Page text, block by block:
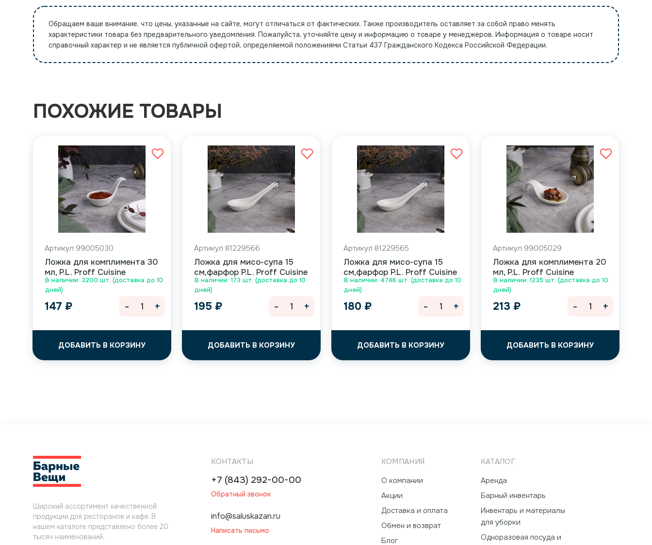
Обращаем ваше внимание, что цены, указанные на сайте, могут отличаться от фактических. Также производитель оставляет за собой право менять
характеристики товара без предварительного уведомления. Пожалуйста, уточняйте цену и информацию о товаре у менеджеров. Информация о товаре носит
справочный характер и не является публичной офертой, определяемой положениями Статьи 437 Гражданского Кодекса Российской Федерации.
ПОХОЖИЕ ТОВАРЫ
В наличии: 3200 шт. (доставка до 10
дней)
Артикул 99005030
Ложка для комплимента 30
мл, P.L. Proff Cuisine
147 ₽
ДОБАВИТЬ В КОРЗИНУ
- +
В наличии: 173 шт. (доставка до 10
дней)
Артикул 81229566
Ложка для мисо-супа 15
см,фарфор P.L. Proff Cuisine
195 ₽
ДОБАВИТЬ В КОРЗИНУ
- +
В наличии: 4746 шт. (доставка до 10
дней)
Артикул 81229565
Ложка для мисо-супа 15
см,фарфор P.L. Proff Cuisine
180 ₽
ДОБАВИТЬ В КОРЗИНУ
- +
В наличии: 1235 шт. (доставка до 10
дней)
Артикул 99005029
Ложка для комплимента 20
мл, P.L. Proff Cuisine
213 ₽
ДОБАВИТЬ В КОРЗИНУ
- +
Широкий ассортимент качественной
продукции для ресторанов и кафе. В
нашем каталоге представлено более 20
тысяч наименований.
КОНТАКТЫ
+7 (843) 292-00-00
Обратный звонок
info@saluskazan.ru
Написать письмо
КОМПАНИЯ
О компании
Акции
Доставка и оплата
Обмен и возврат
Блог
КАТАЛОГ
Аренда
Барный инвентарь
Инвентарь и материалы
для уборки
Одноразовая посуда и